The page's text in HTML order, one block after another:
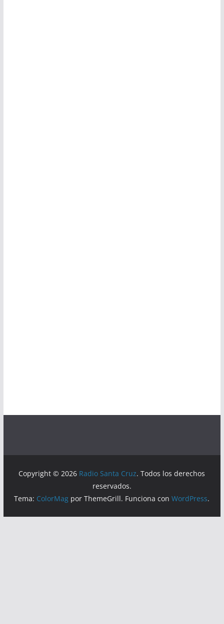
Copyright © 2026 Radio Santa Cruz. Todos los derechos
reservados.
Tema: ColorMag por ThemeGrill. Funciona conWordPress.